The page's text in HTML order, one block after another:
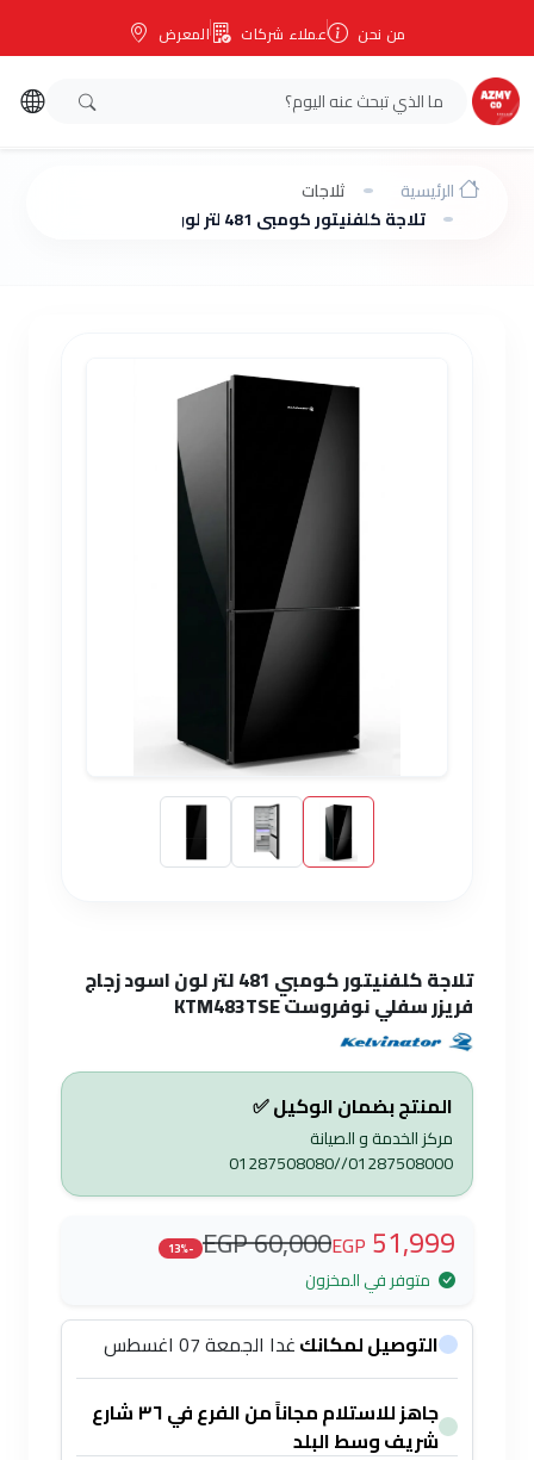
من نحن عملاء شركات المعرض
الرئيسية
ثلاجات
تلاجة كلفنيتور كومبي 481 لتر لون اسود زجاج فريزر سفلي نوفروست KTM483TSE
تلاجة كلفنيتور كومبي 481 لتر لون اسود زجاج
فريزر سفلي نوفروست KTM483TSE
المنتج بضمان الوكيل ✅
مركز الخدمة و الصيانة
01287508000//01287508080
51,999
EGP
60,000 EGP
-13%
متوفر في المخزون
التوصيل لمكانكغدا الجمعة 07 اغسطس
جاهز للاستلام مجاناً من الفرع في ٣٦ شارع
شريف وسط البلد